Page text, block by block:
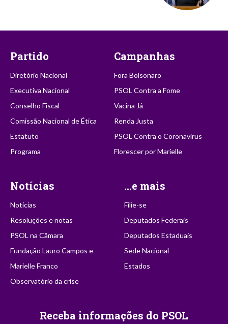
Partido
Diretório Nacional
Executiva Nacional
Conselho Fiscal
Comissão Nacional de Ética
Estatuto
Programa
Campanhas
Fora Bolsonaro
PSOL Contra a Fome
Vacina Já
Renda Justa
PSOL Contra o Coronavírus
Florescer por Marielle
Notícias
Notícias
Resoluções e notas
PSOL na Câmara
Fundação Lauro Campos e
Marielle Franco
Observatório da crise
...e mais
Filie-se
Deputados Federais
Deputados Estaduais
Sede Nacional
Estados
Receba informações do PSOL